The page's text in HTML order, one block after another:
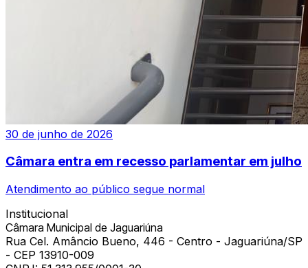
30 de junho de 2026
Câmara entra em recesso parlamentar em julho
Atendimento ao público segue normal
Institucional
Câmara Municipal de Jaguariúna
Rua Cel. Amâncio Bueno, 446 - Centro - Jaguariúna/SP
- CEP 13910-009